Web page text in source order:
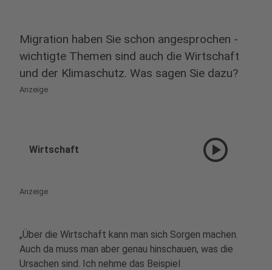
Migration haben Sie schon angesprochen -
wichtigte Themen sind auch die Wirtschaft
und der Klimaschutz. Was sagen Sie dazu?
Anzeige
Wirtschaft play_circle
Anzeige
„Über die Wirtschaft kann man sich Sorgen machen.
Auch da muss man aber genau hinschauen, was die
Ursachen sind. Ich nehme das Beispiel